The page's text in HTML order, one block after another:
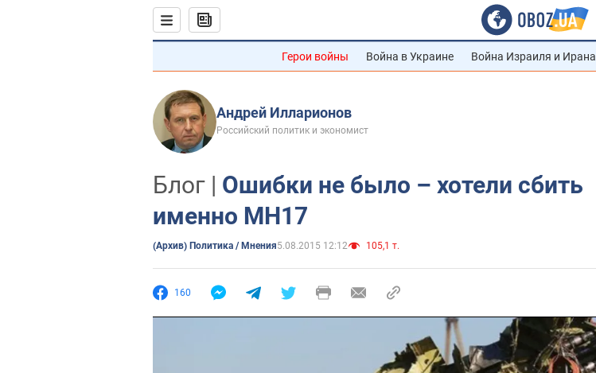
Герои войны Война в Украине Война Израиля и Ирана
Андрей Илларионов
Российский политик и экономист
Блог | Ошибки не было – хотели сбить
именно MH17
(Архив) Политика / Мнения5.08.2015 12:12 105,1 т.
160